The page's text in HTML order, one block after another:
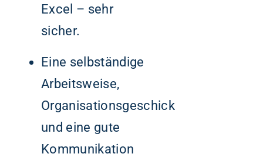
Excel – sehr
sicher.
Eine selbständige
Arbeitsweise,
Organisationsgeschick
und eine gute
Kommunikation